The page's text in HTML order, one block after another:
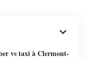
vs taxi à Clermont-